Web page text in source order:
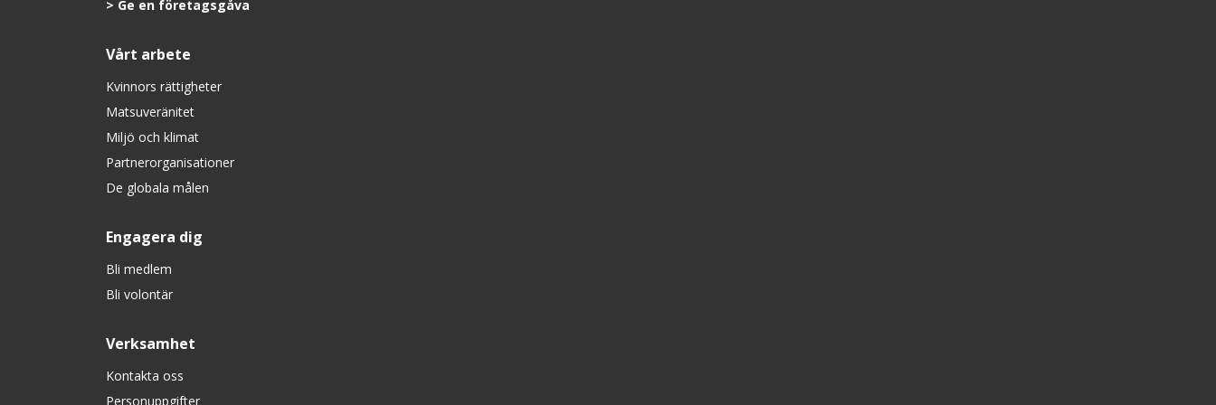
Ge en företagsgåva
Vårt arbete
Kvinnors rättigheter
Matsuveränitet
Miljö och klimat
Partnerorganisationer
De globala målen
Engagera dig
Bli medlem
Bli volontär
Verksamhet
Kontakta oss
Personuppgifter